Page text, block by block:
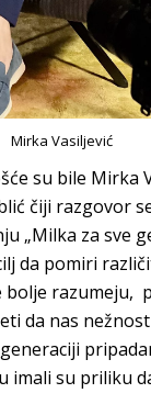
Mirka Vasiljević
su bile Mirka
čiji razgovor
„Milka za sve
da pomiri
bolje razumeju,
da nas
imali su priliku